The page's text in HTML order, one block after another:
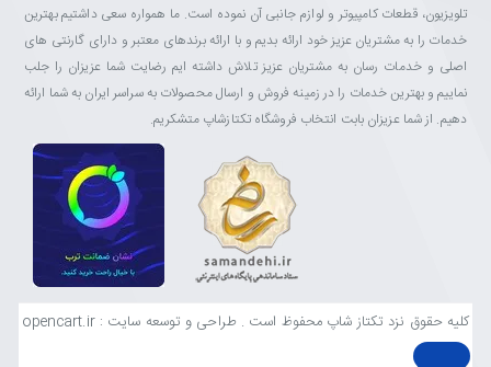
تلویزیون، قطعات کامپیوتر و لوازم جانبی آن نموده است. ما همواره سعی داشتیم بهترین
خدمات را به مشتریان عزیز خود ارائه بدیم و با ارائه برندهای معتبر و دارای گارنتی های
اصلی و خدمات رسان به مشتریان عزیز تلاش داشته ایم رضایت شما عزیزان را جلب
نماییم و بهترین خدمات را در زمینه فروش و ارسال محصولات به سراسر ایران به شما ارائه
دهیم. از شما عزیزان بابت انتخاب فروشگاه تکتازشاپ متشکریم.
کلیه حقوق نزد تکتاز شاپ محفوظ است . طراحی و توسعه سایت : opencart.ir